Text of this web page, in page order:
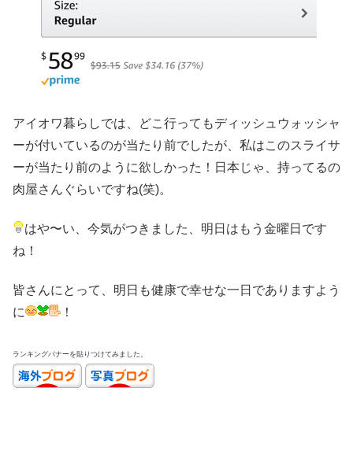
アイオワ暮らしでは、どこ行ってもディッシュウォッシャ
ーが付いているのが当たり前でしたが、私はこのスライサ
ーが当たり前のように欲しかった！日本じゃ、持ってるの
肉屋さんぐらいですね(笑)。
はや〜い、今気がつきました、明日はもう金曜日です
ね！
皆さんにとって、明日も健康で幸せな一日でありますよう
に
！
ランキングバナーを貼りつけてみました。